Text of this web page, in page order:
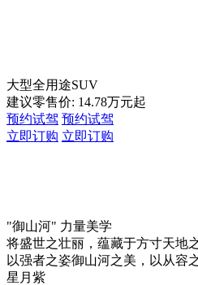
大型全用途SUV
建议零售价: 14.78万元起
预约试驾 预约试驾
立即订购 立即订购
"御山河" 力量美学
将盛世之壮丽，蕴藏于方寸天地
以强者之姿御山河之美，以从
星月紫